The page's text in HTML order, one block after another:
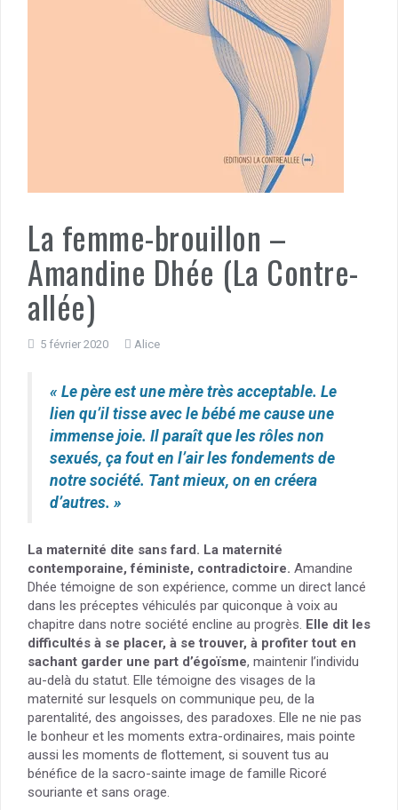
La femme-brouillon –
Amandine Dhée (La Contre-
allée)
5 février 2020 Alice
« Le père est une mère très acceptable. Le
lien qu’il tisse avec le bébé me cause une
immense joie. Il paraît que les rôles non
sexués, ça fout en l’air les fondements de
notre société. Tant mieux, on en créera
d’autres. »
La maternité dite sans fard. La maternité
contemporaine, féministe, contradictoire. Amandine
Dhée témoigne de son expérience, comme un direct lancé
dans les préceptes véhiculés par quiconque à voix au
chapitre dans notre société encline au progrès. Elle dit les
difficultés à se placer, à se trouver, à profiter tout en
sachant garder une part d’égoïsme, maintenir l’individu
au-delà du statut. Elle témoigne des visages de la
maternité sur lesquels on communique peu, de la
parentalité, des angoisses, des paradoxes. Elle ne nie pas
le bonheur et les moments extra-ordinaires, mais pointe
aussi les moments de flottement, si souvent tus au
bénéfice de la sacro-sainte image de famille Ricoré
souriante et sans orage.